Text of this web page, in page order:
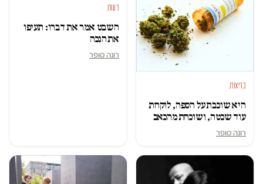
בריאות
היא שוכבת על הספה, לוקחת
עוד שכטה, ושוכחת מהכאב
רונה סופר
דעות
השבט אמר את דברו: תעיפו
את הנכה
רונה סופר